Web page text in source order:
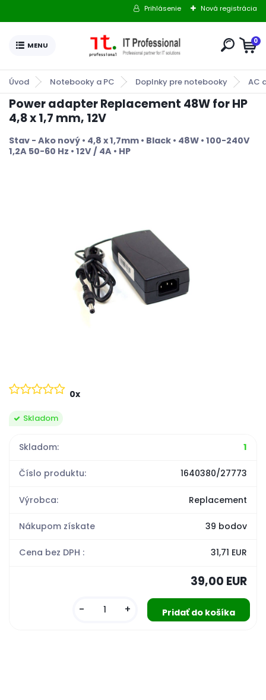
Prihlásenie Nová registrácia
0
Úvod Notebooky a PC Doplnky pre notebooky AC
Power adapter Replacement 48W for HP
4,8 x 1,7 mm, 12V
Stav - Ako nový • 4,8 x 1,7mm • Black • 48W • 100-240V
1,2A 50-60 Hz • 12V / 4A • HP
Skladom
0x
Skladom: 1
Číslo produktu: 1640380/27773
Výrobca: Replacement
Nákupom získate 39 bodov
Cena bez DPH : 31,71 EUR
39,00 EUR
- +